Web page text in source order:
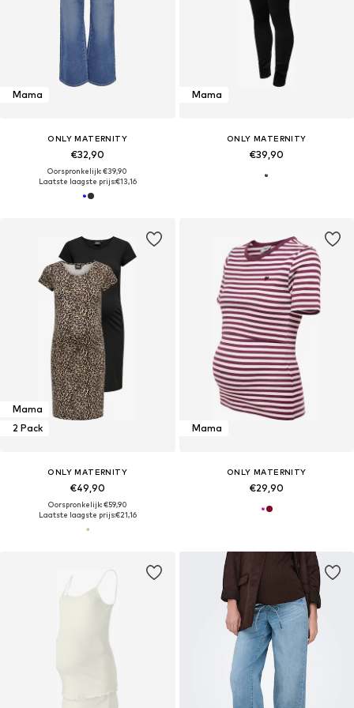
Mama
ONLY MATERNITY
€32,90
Oorspronkelijk: €39,90
Laatste laagste prijs:€13,16
Mama
ONLY MATERNITY
€39,90
Mama
2 Pack
ONLY MATERNITY
€49,90
Oorspronkelijk: €59,90
Laatste laagste prijs:€21,16
Mama
ONLY MATERNITY
€29,90